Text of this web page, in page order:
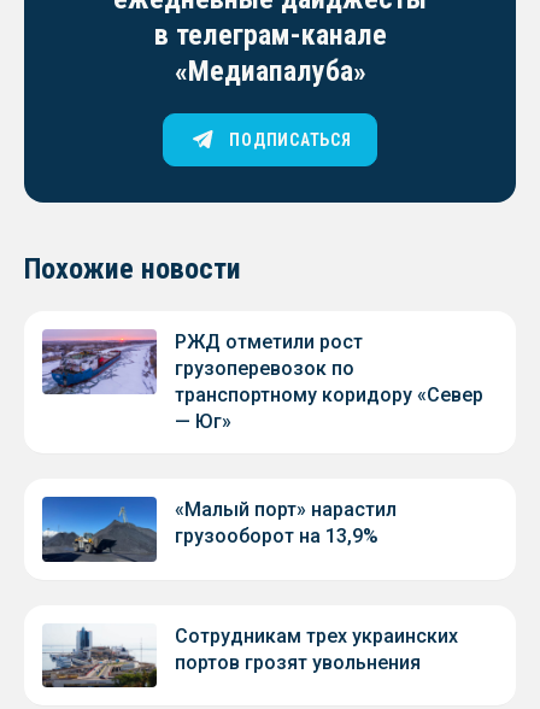
в телеграм-канале
«Медиапалуба»
ПОДПИСАТЬСЯ
Похожие новости
РЖД отметили рост
грузоперевозок по
транспортному коридору «Север
— Юг»
«Малый порт» нарастил
грузооборот на 13,9%
Сотрудникам трех украинских
портов грозят увольнения